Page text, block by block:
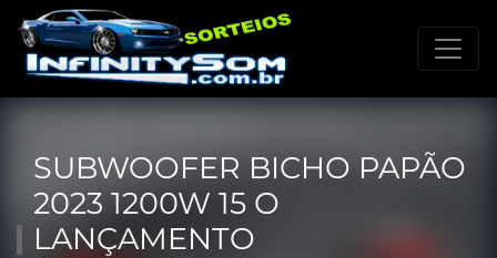
SUBWOOFER BICHO PAPÃO
2023 1200W 15 O
LANÇAMENTO